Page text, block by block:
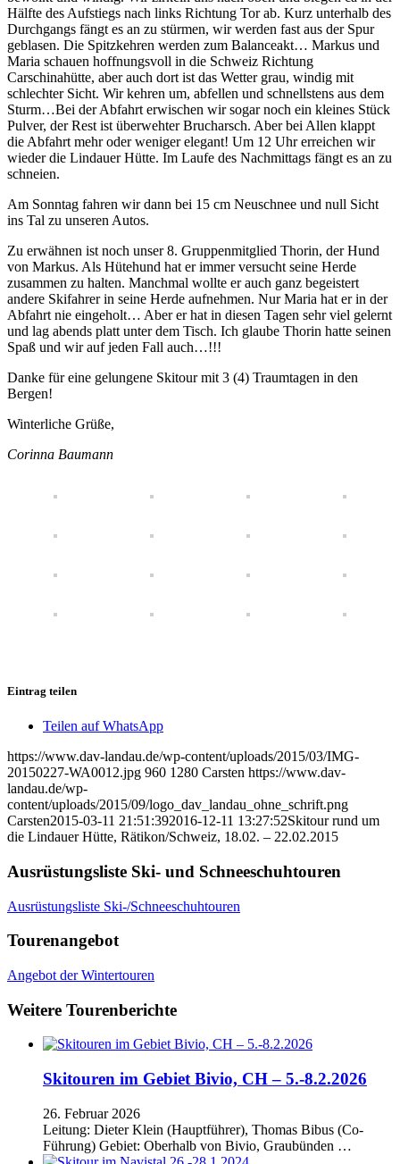
Hälfte des Aufstiegs nach links Richtung Tor ab. Kurz unterhalb des
Durchgangs fängt es an zu stürmen, wir werden fast aus der Spur
geblasen. Die Spitzkehren werden zum Balanceakt… Markus und
Maria schauen hoffnungsvoll in die Schweiz Richtung
Carschinahütte, aber auch dort ist das Wetter grau, windig mit
schlechter Sicht. Wir kehren um, abfellen und schnellstens aus dem
Sturm…Bei der Abfahrt erwischen wir sogar noch ein kleines Stück
Pulver, der Rest ist überwehter Brucharsch. Aber bei Allen klappt
die Abfahrt mehr oder weniger elegant! Um 12 Uhr erreichen wir
wieder die Lindauer Hütte. Im Laufe des Nachmittags fängt es an zu
schneien.
Am Sonntag fahren wir dann bei 15 cm Neuschnee und null Sicht
ins Tal zu unseren Autos.
Zu erwähnen ist noch unser 8. Gruppenmitglied Thorin, der Hund
von Markus. Als Hütehund hat er immer versucht seine Herde
zusammen zu halten. Manchmal wollte er auch ganz begeistert
andere Skifahrer in seine Herde aufnehmen. Nur Maria hat er in der
Abfahrt nie eingeholt… Aber er hat in diesen Tagen sehr viel gelernt
und lag abends platt unter dem Tisch. Ich glaube Thorin hatte seinen
Spaß und wir auf jeden Fall auch…!!!
Danke für eine gelungene Skitour mit 3 (4) Traumtagen in den
Bergen!
Winterliche Grüße,
Corinna Baumann
Eintrag teilen
Teilen auf WhatsApp
https://www.dav-landau.de/wp-content/uploads/2015/03/IMG-
20150227-WA0012.jpg 960 1280 Carsten https://www.dav-
landau.de/wp-
content/uploads/2015/09/logo_dav_landau_ohne_schrift.png
Carsten2015-03-11 21:51:392016-12-11 13:27:52Skitour rund um
die Lindauer Hütte, Rätikon/Schweiz, 18.02. – 22.02.2015
Ausrüstungsliste Ski- und Schneeschuhtouren
Ausrüstungsliste Ski-/Schneeschuhtouren
Tourenangebot
Angebot der Wintertouren
Weitere Tourenberichte
Skitouren im Gebiet Bivio, CH – 5.-8.2.2026
26. Februar 2026
Leitung: Dieter Klein (Hauptführer), Thomas Bibus (Co-
Führung) Gebiet: Oberhalb von Bivio, Graubünden …